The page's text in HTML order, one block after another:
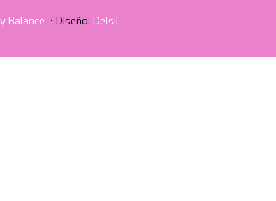
Balance • Diseño: Delsil